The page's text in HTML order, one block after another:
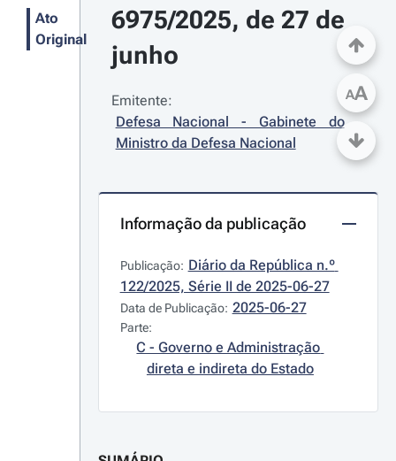
Ato
Original
6975/2025, de 27 de
junho
Emitente:
Defesa Nacional - Gabinete do
Ministro da Defesa Nacional
Informação da publicação
Publicação: Diário da República n.º
122/2025, Série II de 2025-06-27
Data de Publicação: 2025-06-27
Parte:
C - Governo e Administração
direta e indireta do Estado
AA